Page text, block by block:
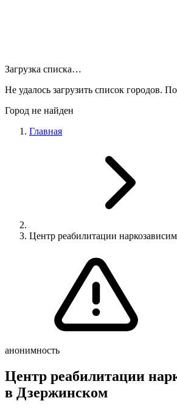
Загрузка списка…
Не удалось загрузить список городов.
Город не найден
Главная
Центр реабилитации
анонимность
Центр реабилитации
в Дзержинском